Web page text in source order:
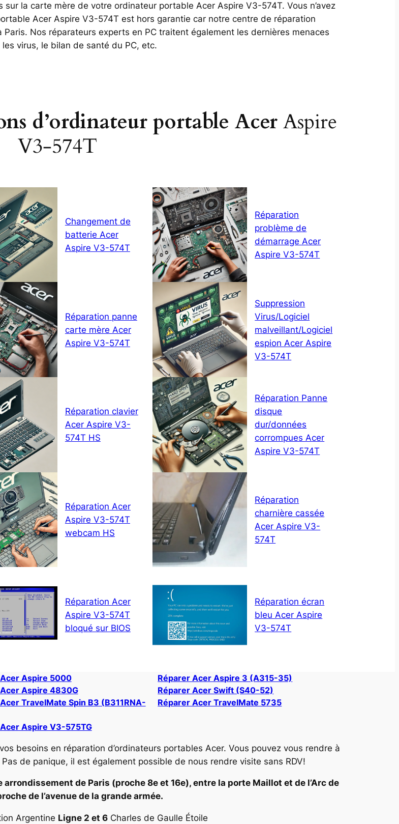
la carte mère de votre ordinateur portable Acer Aspire V3-574T. Vous n’avez
Acer Aspire V3-574T est hors garantie car notre centre de réparation
Nos réparateurs experts en PC traitent également les dernières menaces
les virus, le bilan de santé du PC, etc.
d’ordinateur portable Acer Aspire
V3-574T
Changement de
batterie Acer
Aspire V3-574T
Réparation
problème de
démarrage Acer
Aspire V3-574T
Réparation panne
carte mère Acer
Aspire V3-574T
Suppression
Virus/Logiciel
malveillant/Logiciel
espion Acer Aspire
V3-574T
Réparation clavier
Acer Aspire V3-
574T HS
Réparation Panne
disque
dur/données
corrompues Acer
Aspire V3-574T
Réparation Acer
Aspire V3-574T
webcam HS
Réparation
charnière cassée
Acer Aspire V3-
574T
Réparation Acer
Aspire V3-574T
bloqué sur BIOS
Réparation écran
bleu Acer Aspire
V3-574T
Aspire 5000
Aspire 4830G
TravelMate Spin B3 (B311RNA-
Aspire V3-575TG
Réparer Acer Aspire 3 (A315-35)
Réparer Acer Swift (S40-52)
Réparer Acer TravelMate 5735
besoins en réparation d’ordinateurs portables Acer. Vous pouvez vous rendre à
de panique, il est également possible de nous rendre visite sans RDV!
de Paris (proche 8e et 16e), entre la porte Maillot et de l’Arc de
de l’avenue de la grande armée.
Argentine Ligne 2 et 6Charles de Gaulle Étoile